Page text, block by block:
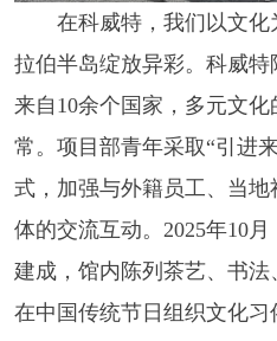
在科威特，我们以文
拉伯半岛绽放异彩。科威
来自10余个国家，多元文
常。项目部青年采取“引进
式，加强与外籍员工、当
体的交流互动。2025年10
建成，馆内陈列茶艺、书法
在中国传统节日组织文化